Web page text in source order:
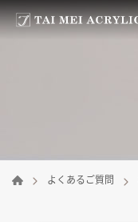
よくあるご質問